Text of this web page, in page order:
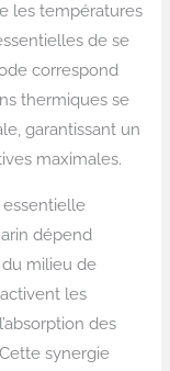
les températures
de se
correspond
thermiques se
garantissant un
maximales.
dépend
milieu de
les
des
synergie